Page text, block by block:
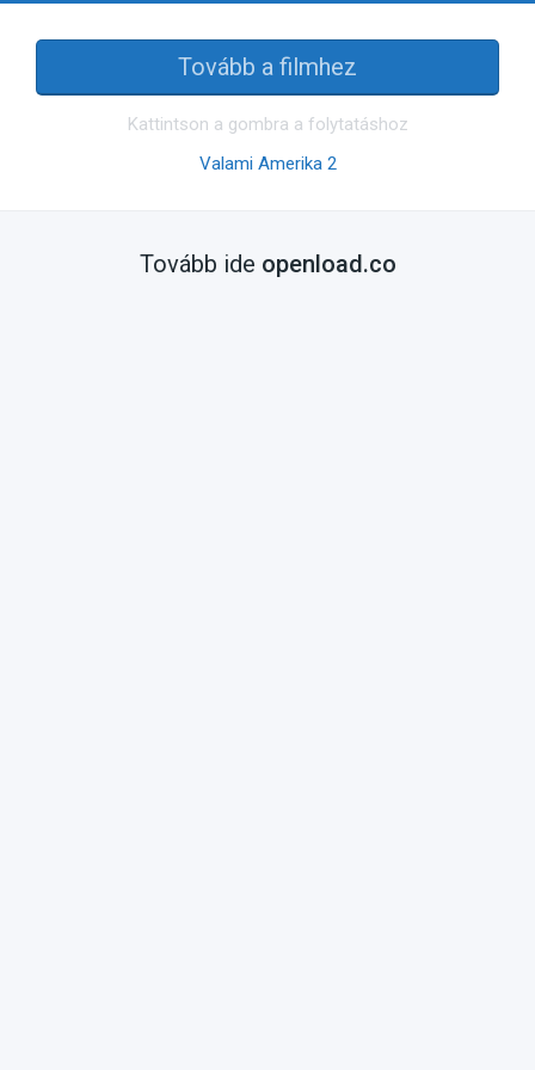
Tovább a filmhez
Kattintson a gombra a folytatáshoz
Valami Amerika 2
Tovább ide openload.co